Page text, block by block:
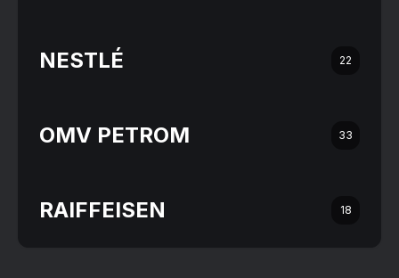
NESTLÉ 22
OMV PETROM 33
RAIFFEISEN 18